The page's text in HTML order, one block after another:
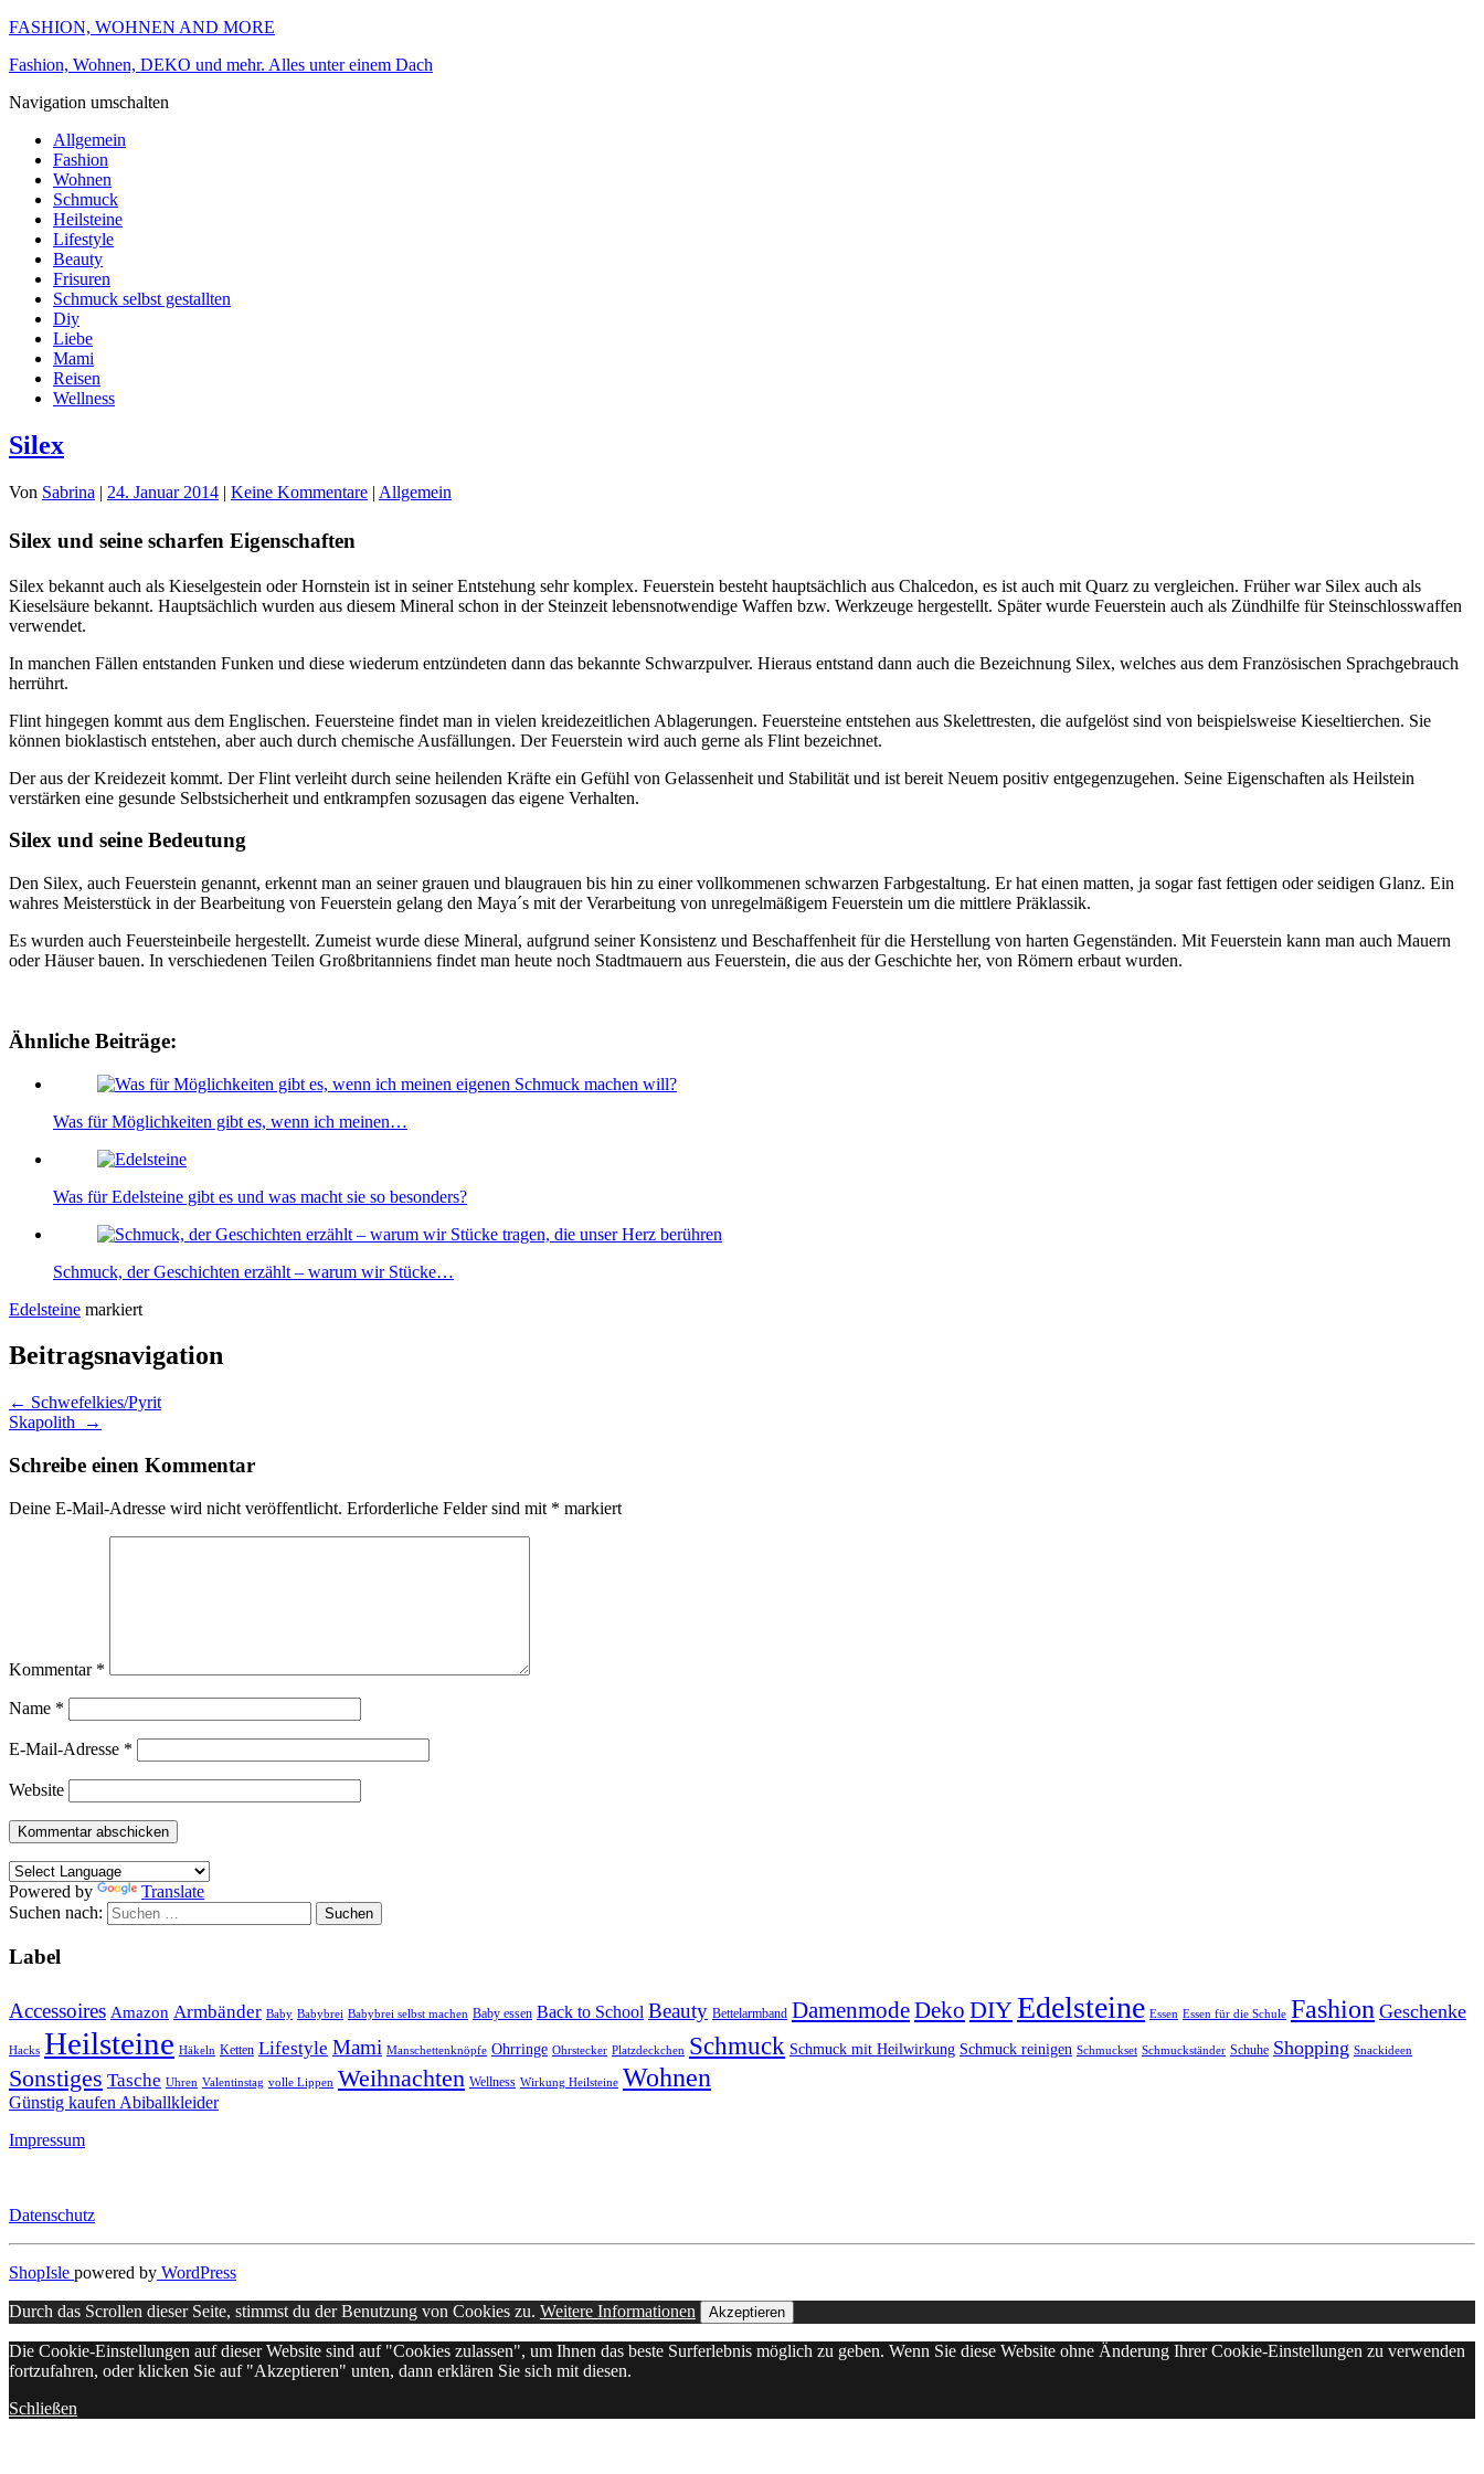
FASHION, WOHNEN AND MORE
Fashion, Wohnen, DEKO und mehr. Alles unter einem Dach
Navigation umschalten
Allgemein
Fashion
Wohnen
Schmuck
Heilsteine
Lifestyle
Beauty
Frisuren
Schmuck selbst gestallten
Diy
Liebe
Mami
Reisen
Wellness
Silex
Von Sabrina | 24. Januar 2014 | Keine Kommentare | Allgemein
Silex und seine scharfen Eigenschaften
Silex bekannt auch als Kieselgestein oder Hornstein ist in seiner Entstehung sehr komplex. Feuerstein besteht hauptsächlich aus Chalcedon, es ist auch mit Quarz zu vergleichen. Früher war Silex auch als
Kieselsäure bekannt. Hauptsächlich wurden aus diesem Mineral schon in der Steinzeit lebensnotwendige Waffen bzw. Werkzeuge hergestellt. Später wurde Feuerstein auch als Zündhilfe für Steinschlosswaffen
verwendet.
In manchen Fällen entstanden Funken und diese wiederum entzündeten dann das bekannte Schwarzpulver. Hieraus entstand dann auch die Bezeichnung Silex, welches aus dem Französischen Sprachgebrauch
herrührt.
Flint hingegen kommt aus dem Englischen. Feuersteine findet man in vielen kreidezeitlichen Ablagerungen. Feuersteine entstehen aus Skelettresten, die aufgelöst sind von beispielsweise Kieseltierchen. Sie
können bioklastisch entstehen, aber auch durch chemische Ausfällungen. Der Feuerstein wird auch gerne als Flint bezeichnet.
Der aus der Kreidezeit kommt. Der Flint verleiht durch seine heilenden Kräfte ein Gefühl von Gelassenheit und Stabilität und ist bereit Neuem positiv entgegenzugehen. Seine Eigenschaften als Heilstein
verstärken eine gesunde Selbstsicherheit und entkrampfen sozusagen das eigene Verhalten.
Silex und seine Bedeutung
Den Silex, auch Feuerstein genannt, erkennt man an seiner grauen und blaugrauen bis hin zu einer vollkommenen schwarzen Farbgestaltung. Er hat einen matten, ja sogar fast fettigen oder seidigen Glanz. Ein
wahres Meisterstück in der Bearbeitung von Feuerstein gelang den Maya´s mit der Verarbeitung von unregelmäßigem Feuerstein um die mittlere Präklassik.
Es wurden auch Feuersteinbeile hergestellt. Zumeist wurde diese Mineral, aufgrund seiner Konsistenz und Beschaffenheit für die Herstellung von harten Gegenständen. Mit Feuerstein kann man auch Mauern
oder Häuser bauen. In verschiedenen Teilen Großbritanniens findet man heute noch Stadtmauern aus Feuerstein, die aus der Geschichte her, von Römern erbaut wurden.
Ähnliche Beiträge:
Was für Möglichkeiten gibt es, wenn ich meinen…
Was für Edelsteine gibt es und was macht sie so besonders?
Schmuck, der Geschichten erzählt – warum wir Stücke…
Edelsteine markiert
Beitragsnavigation
← Schwefelkies/Pyrit
Skapolith
→
Schreibe einen Kommentar
Deine E-Mail-Adresse wird nicht veröffentlicht. Erforderliche Felder sind mit * markiert
Kommentar *
Name *
E-Mail-Adresse *
Website
Powered by
Translate
Suchen nach:
Label
Accessoires Amazon Armbänder Baby Babybrei Babybrei selbst machen Baby essen Back to School Beauty Bettelarmband DamenmodeDeko DIYEdelsteine Essen Essen für die Schule Fashion Geschenke
Hacks Heilsteine Häkeln Ketten Lifestyle Mami Manschettenknöpfe Ohrringe Ohrstecker Platzdeckchen Schmuck Schmuck mit Heilwirkung Schmuck reinigen Schmuckset Schmuckständer Schuhe Shopping Snackideen
Sonstiges Tasche Uhren Valentinstag volle Lippen Weihnachten Wellness Wirkung Heilsteine Wohnen
Günstig kaufen Abiballkleider
Impressum
Datenschutz
ShopIsle powered by WordPress
Durch das Scrollen dieser Seite, stimmst du der Benutzung von Cookies zu. Weitere Informationen Akzeptieren
Die Cookie-Einstellungen auf dieser Website sind auf "Cookies zulassen", um Ihnen das beste Surferlebnis möglich zu geben. Wenn Sie diese Website ohne Änderung Ihrer Cookie-Einstellungen zu verwenden
fortzufahren, oder klicken Sie auf "Akzeptieren" unten, dann erklären Sie sich mit diesen.
Schließen